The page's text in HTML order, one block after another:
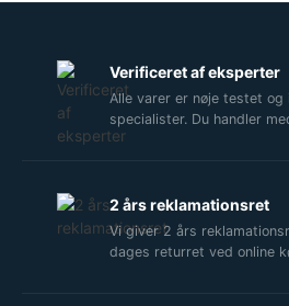
Verificeret af eksperter
Alle varer er nøje testet
specialister. Du handler
2 års reklamationsret
Vi giver 2 års
dages returret ved online